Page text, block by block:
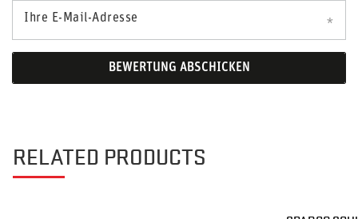
Ihre E-Mail-Adresse
BEWERTUNG ABSCHICKEN
RELATED PRODUCTS